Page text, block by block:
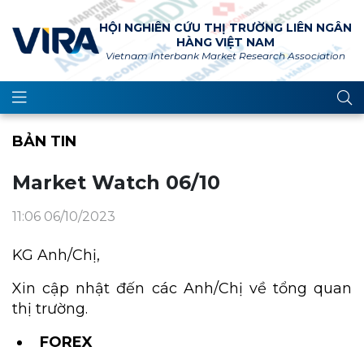
HỘI NGHIÊN CỨU THỊ TRƯỜNG LIÊN NGÂN
HÀNG VIỆT NAM
Vietnam Interbank Market Research Association
BẢN TIN
Market Watch 06/10
11:06 06/10/2023
KG Anh/Chị,
Xin cập nhật đến các Anh/Chị về tổng quan
thị trường.
FOREX